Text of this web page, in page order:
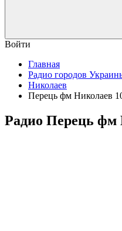
Войти
Главная
Радио городов
Николаев
Перець фм Николаев
Радио Перець фм